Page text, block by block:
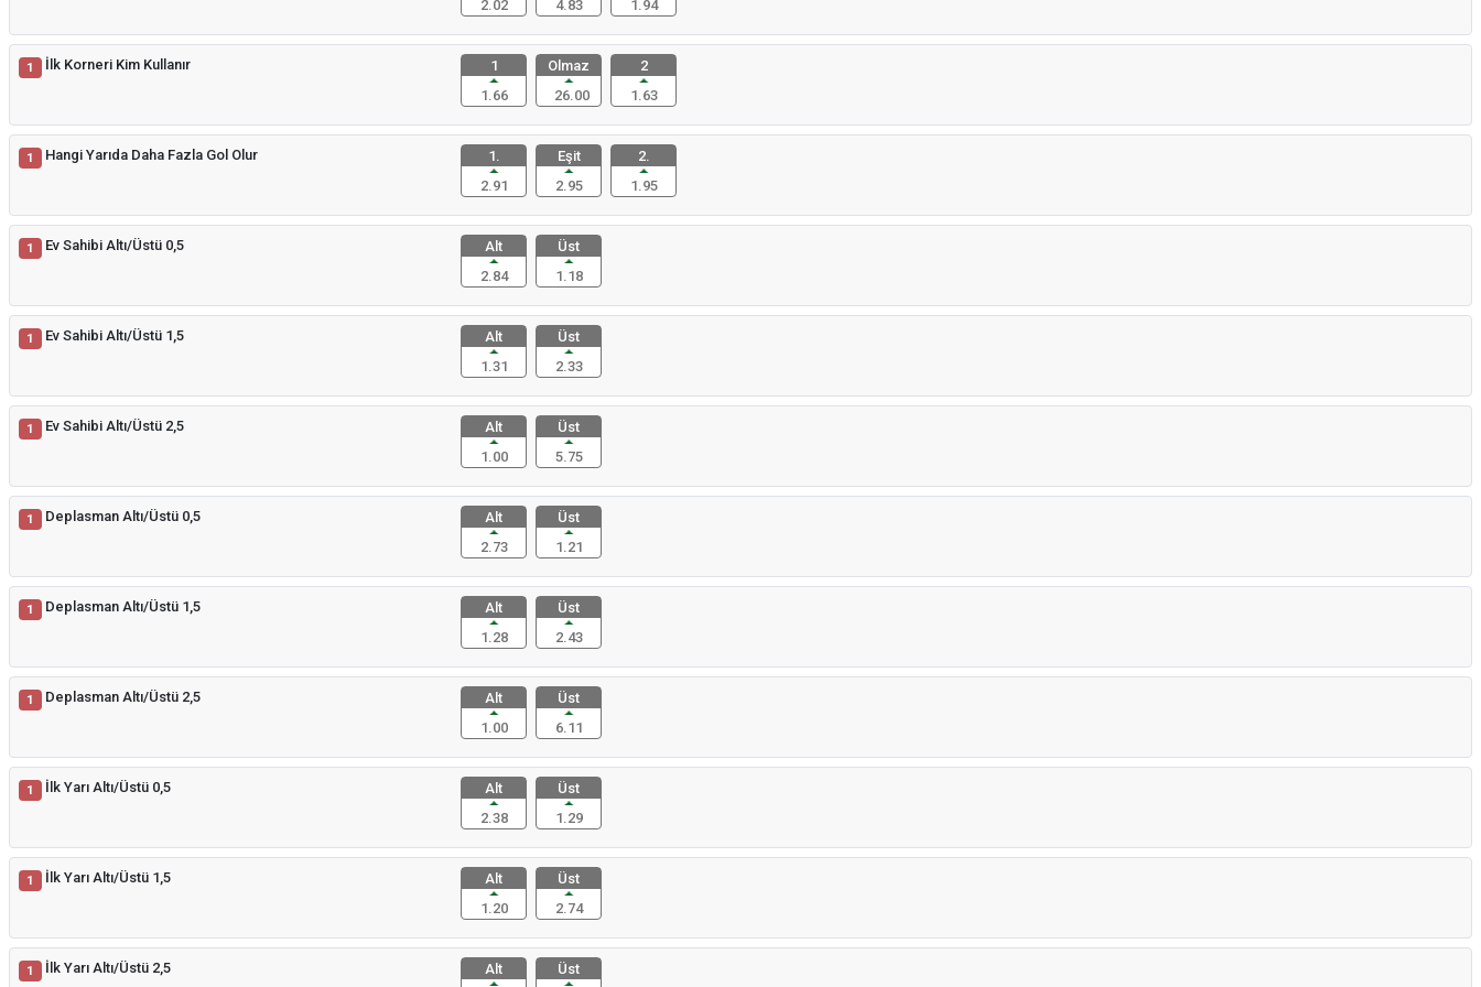
2.02
4.83
1.94
1 İlk Korneri Kim Kullanır
1
1.66
Olmaz
26.00
2
1.63
1 Hangi Yarıda Daha Fazla Gol Olur
1.
2.91
Eşit
2.95
2.
1.95
1 Ev Sahibi Altı/Üstü 0,5
Alt
2.84
Üst
1.18
1 Ev Sahibi Altı/Üstü 1,5
Alt
1.31
Üst
2.33
1 Ev Sahibi Altı/Üstü 2,5
Alt
1.00
Üst
5.75
1 Deplasman Altı/Üstü 0,5
Alt
2.73
Üst
1.21
1 Deplasman Altı/Üstü 1,5
Alt
1.28
Üst
2.43
1 Deplasman Altı/Üstü 2,5
Alt
1.00
Üst
6.11
1 İlk Yarı Altı/Üstü 0,5
Alt
2.38
Üst
1.29
1 İlk Yarı Altı/Üstü 1,5
Alt
1.20
Üst
2.74
1 İlk Yarı Altı/Üstü 2,5 Alt Üst